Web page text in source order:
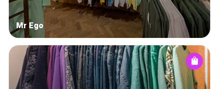
Mr Ego